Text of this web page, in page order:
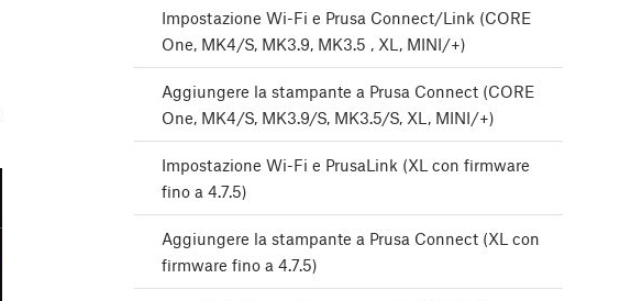
Impostazione Wi-Fi e Prusa Connect/Link (CORE
One, MK4/S, MK3.9, MK3.5 , XL, MINI/+)
Aggiungere la stampante a Prusa Connect (CORE
One, MK4/S, MK3.9/S, MK3.5/S, XL, MINI/+)
Impostazione Wi-Fi e PrusaLink (XL con firmware
fino a 4.7.5)
Aggiungere la stampante a Prusa Connect (XL con
firmware fino a 4.7.5)